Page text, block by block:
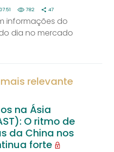
782 47
informações do
dia no mercado
relevante
na Ásia
O ritmo de
da China nos
forte